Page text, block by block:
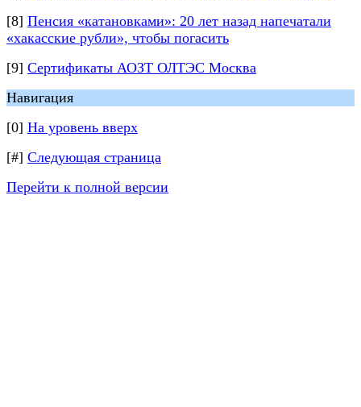
[8] Пенсия «катановками»: 20 лет назад напечатали
«хакасские рубли», чтобы погасить
[9] Сертификаты АОЗТ ОЛТЭС Москва
Навигация
[0] На уровень вверх
[#] Следующая страница
Перейти к полной версии